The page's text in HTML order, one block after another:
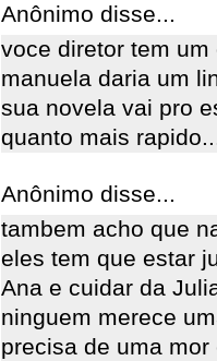
Anônimo disse...
voce diretor tem
manuela daria um
sua novela vai pro
quanto mais
Anônimo disse...
tambem acho que
eles tem que estar
Ana e cuidar da
ninguem merece
precisa de uma